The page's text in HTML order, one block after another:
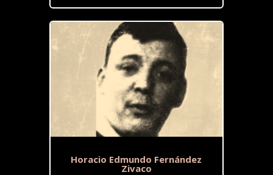
Horacio Edmundo Fernández
Zivaco